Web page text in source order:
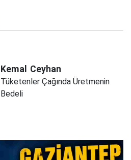
Kemal Ceyhan
Tüketenler Çağında Üretmenin
Bedeli